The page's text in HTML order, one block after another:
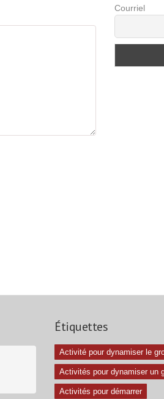
Courriel
Étiquettes
Activité pour dynamiser le
Activités pour dynamiser un
Activités pour démarrer